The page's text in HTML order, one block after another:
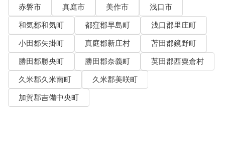
赤磐市
真庭市 美作市
浅口市
和気郡和気町
都窪郡早島町
浅口郡里庄町
小田郡矢掛町
真庭郡新庄村
苫田郡鏡野町
勝田郡勝央町
勝田郡奈義町
英田郡西粟倉村
久米郡久米南町
久米郡美咲町
加賀郡吉備中央町